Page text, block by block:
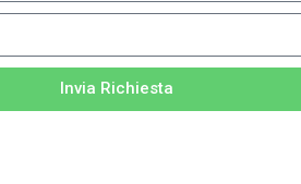
Invia Richiesta